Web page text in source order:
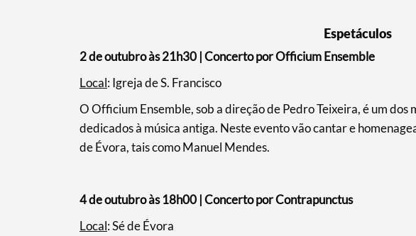
Espetáculos
2 de outubro às 21h30 | Concerto por Officium Ensemble
Local: Igreja de S. Francisco
O Officium Ensemble, sob a direção de Pedro Teixeira, é um dos
dedicados à música antiga. Neste evento vão cantar e
de Évora, tais como Manuel Mendes.
4 de outubro às 18h00 | Concerto por Contrapunctus
Local: Sé de Évora